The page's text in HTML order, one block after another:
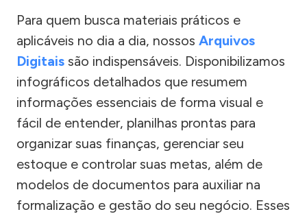
Para quem busca materiais práticos e
aplicáveis no dia a dia, nossos Arquivos
Digitais são indispensáveis. Disponibilizamos
infográficos detalhados que resumem
informações essenciais de forma visual e
fácil de entender, planilhas prontas para
organizar suas finanças, gerenciar seu
estoque e controlar suas metas, além de
modelos de documentos para auxiliar na
formalização e gestão do seu negócio. Esses